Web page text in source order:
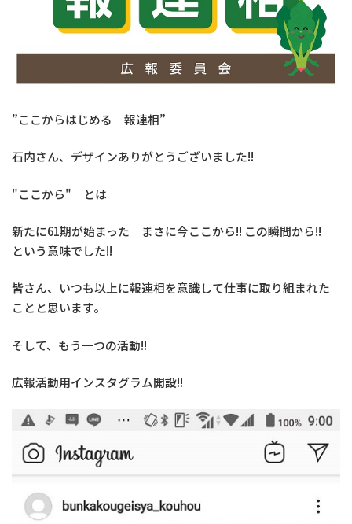
”ここからはじめる 報連相”
石内さん、デザインありがとうございました!!
"ここから" とは
新たに61期が始まった まさに今ここから!! この瞬間から!!
という意味でした!!
皆さん、いつも以上に報連相を意識して仕事に取り組まれた
ことと思います。
そして、もう一つの活動!!
広報活動用インスタグラム開設!!